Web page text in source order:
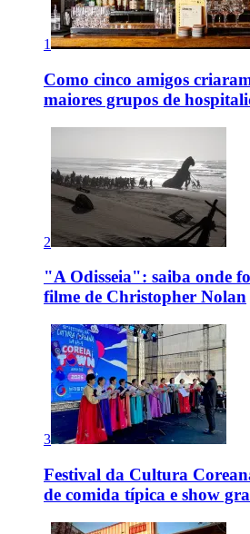
1
Como cinco amigos
maiores grupos de
2
"A Odisseia": saiba onde
filme de Christopher Nolan
3
Festival da Cultura
de comida típica e show